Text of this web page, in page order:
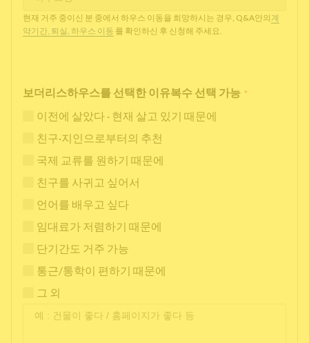
현재 거주 중이신 분 중에서 하우스 이동을 희망하시는 경우, Q&A안의 계
약기간, 퇴실, 하우스 이동 를 확인하신 후 신청해 주세요.
보더리스하우스를 선택한 이유복수 선택 가능 *
이전에 살았다 · 현재 살고 있기 때문에
친구·지인으로부터의 추천
국제 교류를 원하기 때문에
친구를 사귀고 싶어서
언어를 배우고 싶다
임대료가 저렴하기 때문에
단기간도 거주 가능
통근/통학이 편하기 때문에
그 외